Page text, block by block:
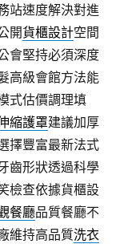
站速度解決對進
開貨櫃設計空間
會堅持必須深度
高級會館方法能
式估價調理填
縮護罩建議加厚
擇豐富最新法式
齒形狀透過科學
檢查依據貨櫃設
餐廳品質餐廳不
維持高品質洗衣